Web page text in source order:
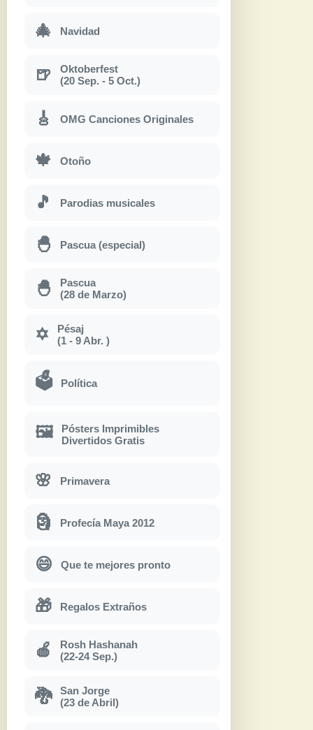
🎄 Navidad
🍺
Oktoberfest
(20 Sep. - 5 Oct.)
🎸 OMG Canciones Originales
🍁 Otoño
🎵 Parodias musicales
🐣 Pascua (especial)
🐣
Pascua
(28 de Marzo)
✡
Pésaj
(1 - 9 Abr. )
🗳 Política
🖼
Pósters Imprimibles
Divertidos Gratis
🌸 Primavera
🗿 Profecía Maya 2012
😄 Que te mejores pronto
🎁 Regalos Extraños
🍎
Rosh Hashanah
(22-24 Sep.)
🐉
San Jorge
(23 de Abril)